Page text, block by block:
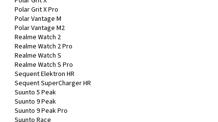
Polar Grit X Pro
Polar Vantage M
Polar Vantage M2
Realme Watch 2
Realme Watch 2 Pro
Realme Watch S
Realme Watch S Pro
Sequent Elektron HR
Sequent SuperCharger HR
Suunto 5 Peak
Suunto 9 Peak
Suunto 9 Peak Pro
Suunto Race